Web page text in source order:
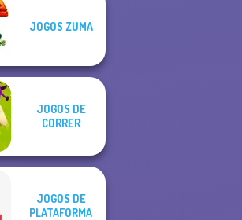
JOGOS ZUMA
JOGOS DE
CORRER
JOGOS DE
PLATAFORMA